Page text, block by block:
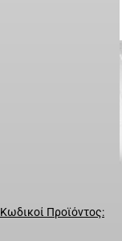
Κωδικοί Προϊόντος: